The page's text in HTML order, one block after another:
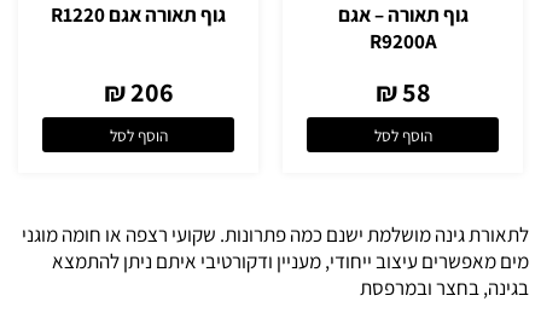
גוף תאורה – אגם
R9200A
58 ₪
הוסף לסל
גוף תאורה אגם R1220
206 ₪
הוסף לסל
לתאורת גינה מושלמת ישנם כמה פתרונות. שקועי רצפה או חומה מוגני
מים מאפשרים עיצוב ייחודי, מעניין ודקורטיבי איתם ניתן להתמצא
בגינה, בחצר ובמרפסת